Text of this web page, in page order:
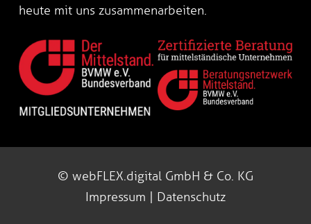
heute mit uns zusammenarbeiten.
© webFLEX.digital GmbH & Co. KG
Impressum
Datenschutz